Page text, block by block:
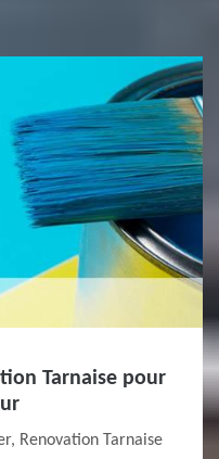
Tarnaise pour
Renovation Tarnaise